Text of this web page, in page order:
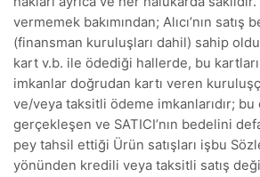
vermemek bakımından; Alıcı’nın
(finansman kuruluşları dahil) sahip
kart v.b. ile ödediği hallerde, bu
imkanlar doğrudan kartı veren
ve/veya taksitli ödeme imkanlarıdır;
gerçekleşen ve SATICI’nın bedelini
pey tahsil ettiği Ürün satışları işbu
yönünden kredili veya taksitli satış